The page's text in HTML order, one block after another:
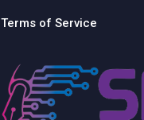
Terms of Service